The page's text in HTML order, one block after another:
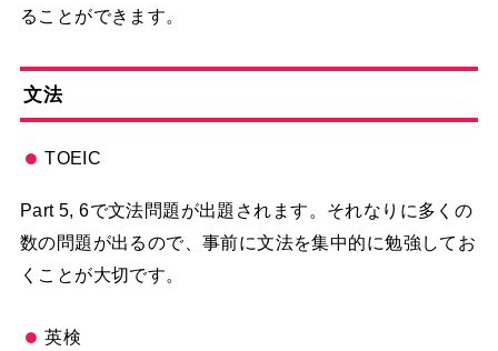
ることができます。
文法
TOEIC
Part 5, 6で文法問題が出題されます。それなりに多くの
数の問題が出るので、事前に文法を集中的に勉強してお
くことが大切です。
英検